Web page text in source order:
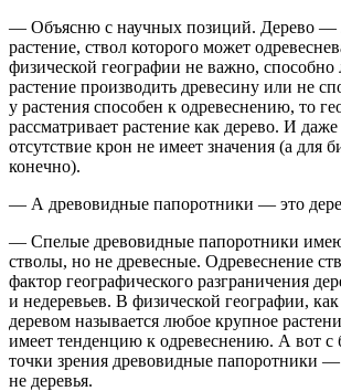
— Объясню с научных позиций. Дерево —
растение, ствол которого может
физической географии не важно, способно
растение производить древесину или не
у растения способен к одревеснению, то
рассматривает растение как дерево. И
отсутствие крон не имеет значения (а для
конечно).
— А древовидные папоротники — это
— Спелые древовидные папоротники
стволы, но не древесные. Одревеснение
фактор географического разграничения
и недеревьев. В физической географии, как
деревом называется любое крупное
имеет тенденцию к одревеснению. А вот с
точки зрения древовидные папоротники —
не деревья.